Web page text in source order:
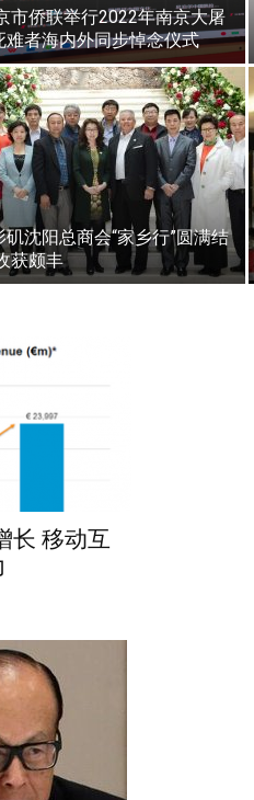
市侨联举行2022年南京大屠
难者海内外同步悼念仪式
矶沈阳总商会“家乡行”圆满结
获颇丰
长 移动互